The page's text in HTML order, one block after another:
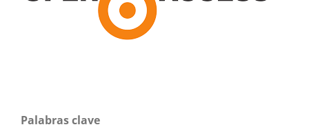
Palabras clave